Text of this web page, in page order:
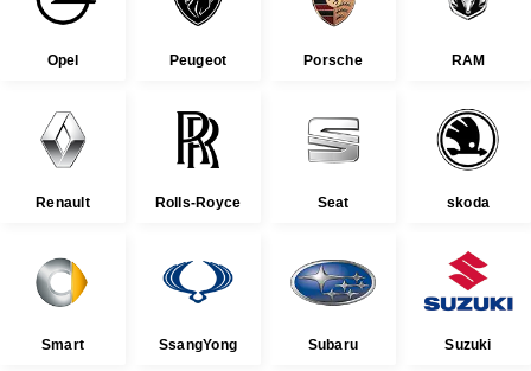
Opel Peugeot Porsche RAM
Renault Rolls-Royce Seat skoda
Smart SsangYong Subaru Suzuki